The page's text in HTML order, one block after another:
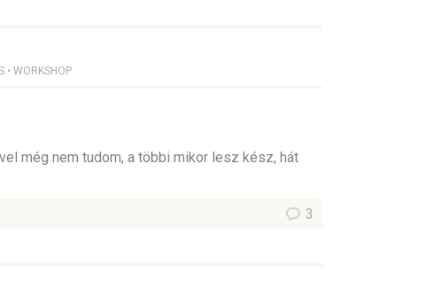
• WORKSHOP
még nem tudom, a többi mikor lesz kész, hát
3